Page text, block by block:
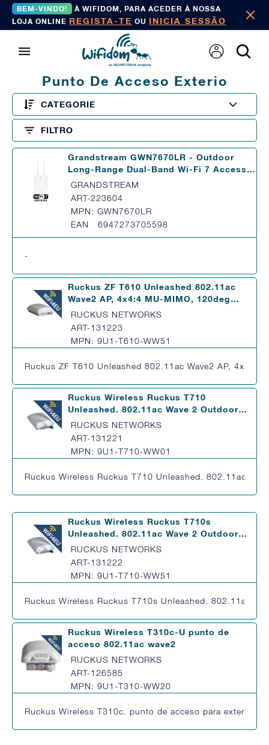
BEM-VINDO!
À WIFIDOM, PARA ACEDER À NOSSA
LOJA ONLINE REGISTA-TE OU INICIA SESSÃO
Punto De Acceso Exterio
CATEGORIE
FILTRO
Grandstream GWN7670LR - Outdoor
Long-Range Dual-Band Wi-Fi 7 Access…
GRANDSTREAM
ART-223604
MPN: GWN7670LR
EAN 6947273705598
-
Ruckus ZF T610 Unleashed 802.11ac
Wave2 AP, 4x4:4 MU-MIMO, 120deg…
RUCKUS NETWORKS
ART-131223
MPN: 9U1-T610-WW51
Ruckus ZF T610 Unleashed 802.11ac Wave2 AP, 4x4:4
Ruckus Wireless Ruckus T710
Unleashed. 802.11ac Wave 2 Outdoor…
RUCKUS NETWORKS
ART-131221
MPN: 9U1-T710-WW01
Ruckus Wireless Ruckus T710 Unleashed. 802.11ac
Ruckus Wireless Ruckus T710s
Unleashed. 802.11ac Wave 2 Outdoor…
RUCKUS NETWORKS
ART-131222
MPN: 9U1-T710-WW51
Ruckus Wireless Ruckus T710s Unleashed. 802.11ac
Ruckus Wireless T310c-U punto de
acceso 802.11ac wave2
RUCKUS NETWORKS
ART-126585
MPN: 9U1-T310-WW20
Ruckus Wireless T310c. punto de acceso para